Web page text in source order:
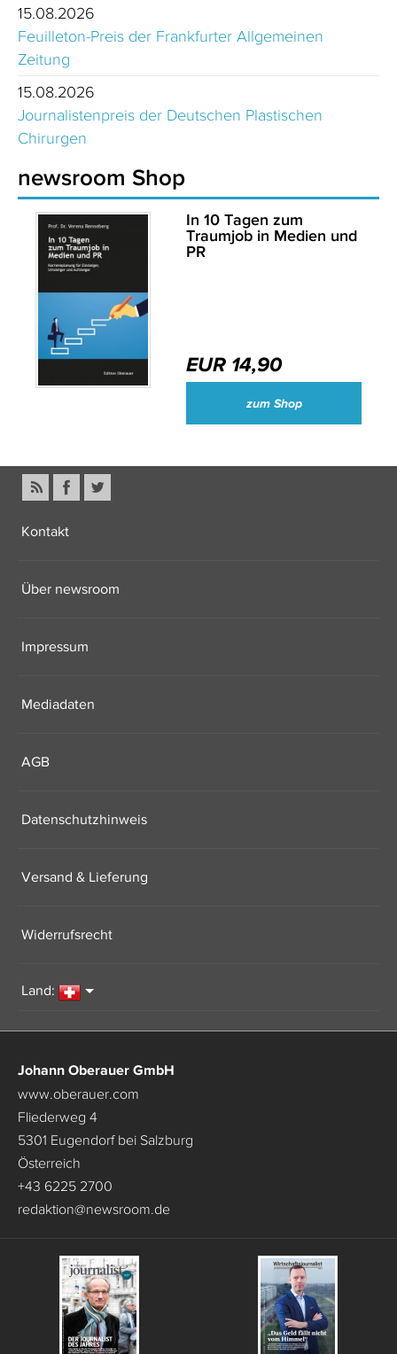
15.08.2026
Feuilleton-Preis der Frankfurter Allgemeinen
Zeitung
15.08.2026
Journalistenpreis der Deutschen Plastischen
Chirurgen
newsroom Shop
In 10 Tagen zum
Traumjob in Medien und
PR
EUR 14,90
zum Shop
Kontakt
Über newsroom
Impressum
Mediadaten
AGB
Datenschutzhinweis
Versand & Lieferung
Widerrufsrecht
Land:
Johann Oberauer GmbH
www.oberauer.com
Fliederweg 4
5301 Eugendorf bei Salzburg
Österreich
+43 6225 2700
redaktion@newsroom.de